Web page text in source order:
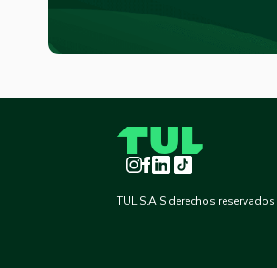
Instagram
Facebook
LinkedInTikTok
TUL S.A.S derechos reservados